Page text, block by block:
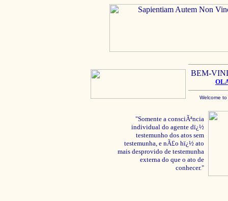
BEM-
Welcome
"Somente a consciÃªncia
individual do agente dï¿½
testemunho dos atos sem
testemunha, e nÃ£o hï¿½ ato
mais desprovido de testemunha
externa do que o ato de
conhecer."